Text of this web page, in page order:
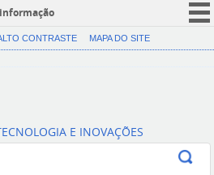
CORONAVÍRUS (COVID-19)
Canais
CONTRASTE MAPA DO SITE
E INOVAÇÕES